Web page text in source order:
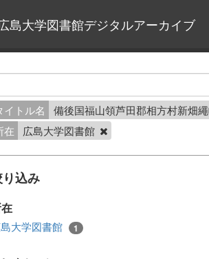
島大学図書館デジタルアーカイブ
イトル名
備後国福山領芦田郡相方村新畑
在
広島大学図書館
込み
大学図書館 1